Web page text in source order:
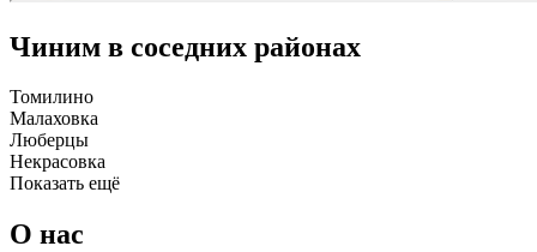
Чиним в соседних районах
Томилино
Малаховка
Люберцы
Некрасовка
Показать ещё
О нас